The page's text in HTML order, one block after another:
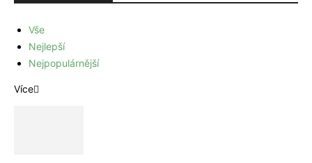
Vše
Nejlepší
Nejpopulárnější
Více